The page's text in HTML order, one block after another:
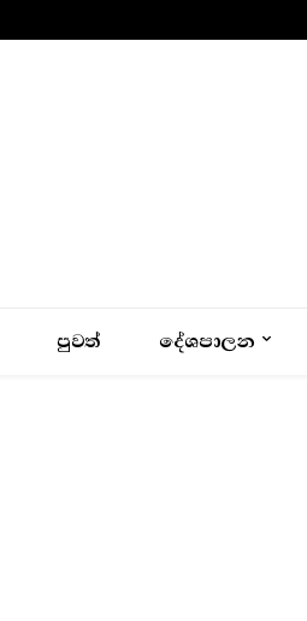
පුවත් දේශපාලන